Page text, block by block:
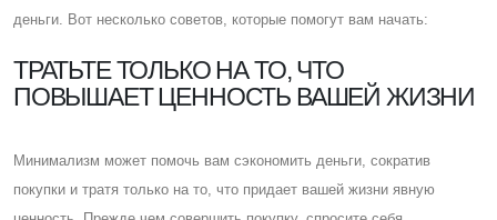
деньги. Вот несколько советов, которые помогут вам начать:
ТРАТЬТЕ ТОЛЬКО НА ТО, ЧТО
ПОВЫШАЕТ ЦЕННОСТЬ ВАШЕЙ ЖИЗНИ
Минимализм может помочь вам сэкономить деньги, сократив
покупки и тратя только на то, что придает вашей жизни явную